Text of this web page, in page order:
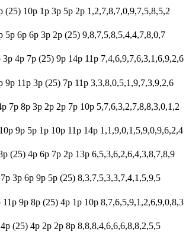
(25) 10p 1p 3p 5p 2p 1,2,7,8,7,0,9,7,5,8,5,2
5p 6p 6p 3p 2p (25) 9,8,7,5,8,5,4,4,7,8,0,7
3p 4p 7p (25) 9p 14p 11p 7,4,6,9,7,6,3,1,6,9,2,6
9p 11p 3p (25) 7p 11p 3,3,8,0,5,1,9,7,3,9,2,6
7p 8p 3p 2p 2p 7p 10p 5,7,6,3,2,7,8,8,3,0,1,2
10p 9p 5p 1p 10p 11p 14p 1,1,9,0,1,5,9,0,9,6,2,4
p (25) 4p 6p 7p 2p 13p 6,5,3,6,2,6,4,3,8,7,8,9
7p 3p 6p 9p 5p (25) 8,3,7,5,3,3,7,4,1,5,9,5
11p 9p 8p (25) 4p 1p 10p 8,7,6,5,9,1,2,6,9,0,8,3
4p (25) 4p 2p 2p 8p 8,8,8,4,6,6,6,8,8,2,5,5